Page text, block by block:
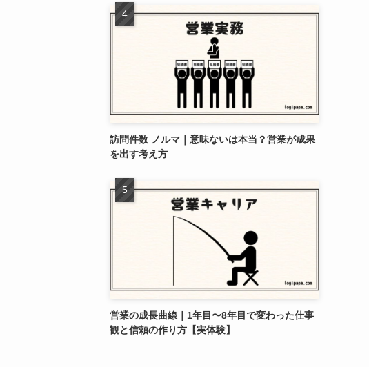
訪問件数 ノルマ｜意味ないは本当？営業が成果
を出す考え方
営業の成長曲線｜1年目〜8年目で変わった仕事
観と信頼の作り方【実体験】